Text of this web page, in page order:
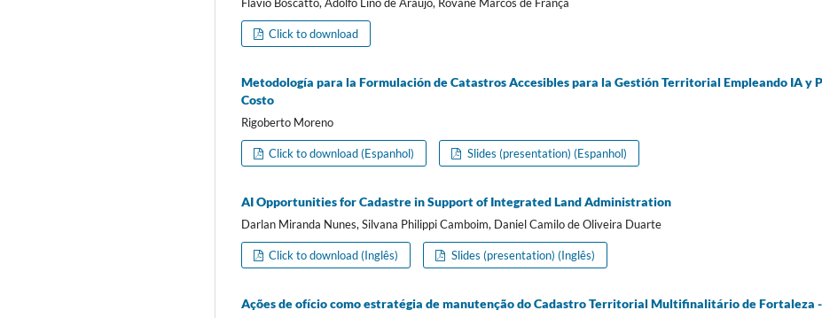
Flavio Boscatto, Adolfo Lino de Araújo, Rovane Marcos de França
Click to download
Metodología para la Formulación de Catastros Accesibles para la Gestión Territorial Empleando IA y
Costo
Rigoberto Moreno
Click to download (Espanhol) Slides (presentation) (Espanhol)
AI Opportunities for Cadastre in Support of Integrated Land Administration
Darlan Miranda Nunes, Silvana Philippi Camboim, Daniel Camilo de Oliveira Duarte
Click to download (Inglês) Slides (presentation) (Inglês)
Ações de ofício como estratégia de manutenção do Cadastro Territorial Multifinalitário de Fortaleza -